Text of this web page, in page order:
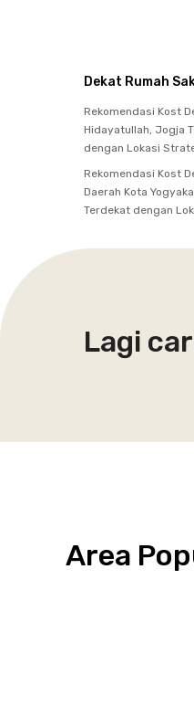
Dekat Rumah
Rekomendasi Kost
Hidayatullah, Jogja
dengan Lokasi
Rekomendasi Kost
Daerah Kota
Terdekat dengan
Lagi
Area